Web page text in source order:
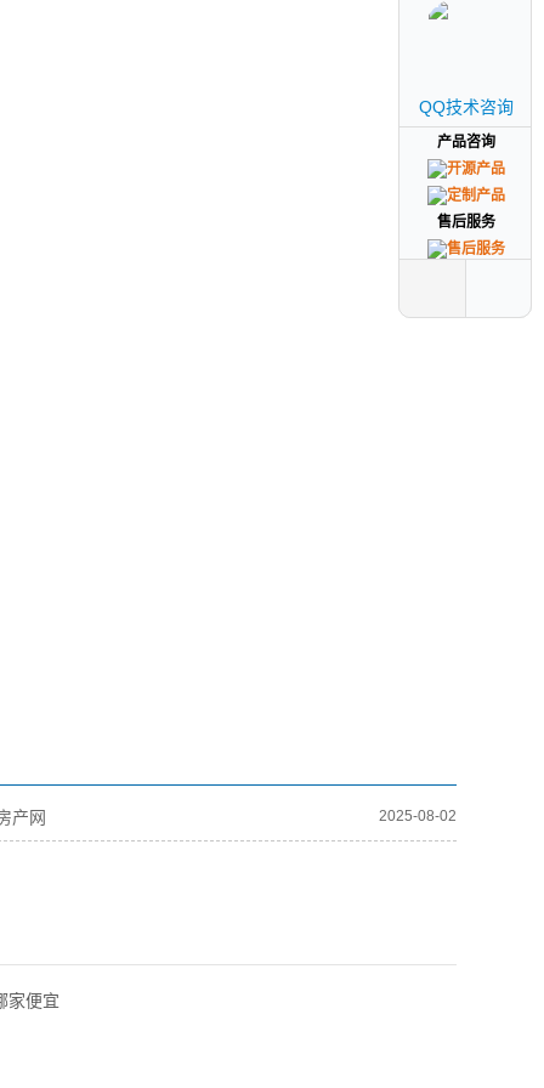
产网 2025-08-02
家便宜
QQ技术咨询
产品咨询
售后服务
QQ技术咨询
产品咨询
售后服务